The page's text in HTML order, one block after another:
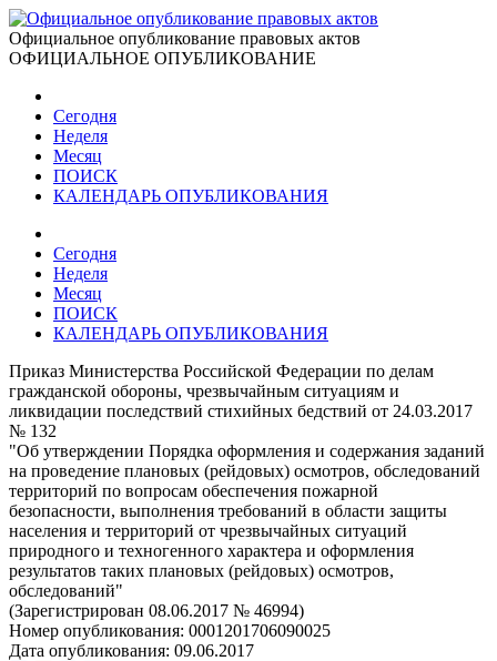
Официальное опубликование правовых актов
ОФИЦИАЛЬНОЕ ОПУБЛИКОВАНИЕ
Сегодня
Неделя
Месяц
ПОИСК
КАЛЕНДАРЬ ОПУБЛИКОВАНИЯ
Сегодня
Неделя
Месяц
ПОИСК
КАЛЕНДАРЬ ОПУБЛИКОВАНИЯ
Приказ Министерства Российской Федерации по делам
гражданской обороны, чрезвычайным ситуациям и
ликвидации последствий стихийных бедствий от 24.03.2017
№ 132
"Об утверждении Порядка оформления и содержания заданий
на проведение плановых (рейдовых) осмотров, обследований
территорий по вопросам обеспечения пожарной
безопасности, выполнения требований в области защиты
населения и территорий от чрезвычайных ситуаций
природного и техногенного характера и оформления
результатов таких плановых (рейдовых) осмотров,
обследований"
(Зарегистрирован 08.06.2017 № 46994)
Номер опубликования: 0001201706090025
Дата опубликования: 09.06.2017